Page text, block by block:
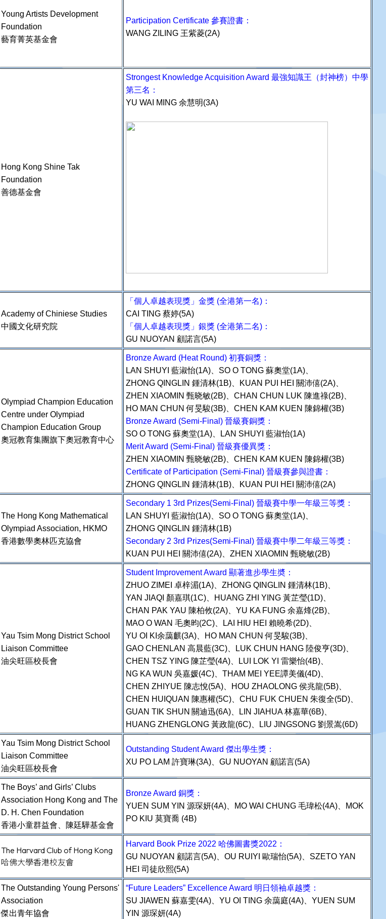
Young Artists Development
Foundation
藝育菁英基金會
Participation Certificate 參賽證書：
WANG ZILING 王紫菱(2A)
Hong Kong Shine Tak
Foundation
善德基金會
Strongest Knowledge Acquisition Award 最強知識王（封神榜）中學
第三名：
YU WAI MING 余慧明(3A)
Academy of Chiniese Studies
中國文化研究院
「個人卓越表現獎」金獎 (全港第一名)：
CAI TING 蔡婷(5A)
「個人卓越表現獎」銀獎 (全港第二名)：
GU NUOYAN 顧諾言(5A)
Olympiad Champion Education
Centre under Olympiad
Champion Education Group
奧冠教育集團旗下奧冠教育中心
Bronze Award (Heat Round) 初賽銅獎：
LAN SHUYI 藍淑怡(1A)、SO O TONG 蘇奧堂(1A)、
ZHONG QINGLIN 鍾清林(1B)、KUAN PUI HEI 關沛僖(2A)、
ZHEN XIAOMIN 甄晓敏(2B)、CHAN CHUN LUK 陳進祿(2B)、
HO MAN CHUN 何旻駿(3B)、CHEN KAM KUEN 陳錦權(3B)
Bronze Award (Semi-Final) 晉級賽銅獎：
SO O TONG 蘇奧堂(1A)、LAN SHUYI 藍淑怡(1A)
Merit Award (Semi-Final) 晉級賽優異獎：
ZHEN XIAOMIN 甄晓敏(2B)、CHEN KAM KUEN 陳錦權(3B)
Certificate of Participation (Semi-Final) 晉級賽參與證書：
ZHONG QINGLIN 鍾清林(1B)、KUAN PUI HEI 關沛僖(2A)
The Hong Kong Mathematical
Olympiad Association, HKMO
香港數學奧林匹克協會
Secondary 1 3rd Prizes(Semi-Final) 晉級賽中學一年級三等獎：
LAN SHUYI 藍淑怡(1A)、SO O TONG 蘇奧堂(1A)、
ZHONG QINGLIN 鍾清林(1B)
Secondary 2 3rd Prizes(Semi-Final) 晉級賽中學二年級三等獎：
KUAN PUI HEI 關沛僖(2A)、ZHEN XIAOMIN 甄晓敏(2B)
Yau Tsim Mong District School
Liaison Committee
油尖旺區校長會
Student Improvement Award 顯著進步學生奬 ：
ZHUO ZIMEI 卓梓湄(1A)、ZHONG QINGLIN 鍾清林(1B)、
YAN JIAQI 顏嘉琪(1C)、HUANG ZHI YING 黃芷瑩(1D)、
CHAN PAK YAU 陳柏攸(2A)、YU KA FUNG 余嘉烽(2B)、
MAO O WAN 毛奧昀(2C)、LAI HIU HEI 賴曉希(2D)、
YU OI KI余藹麒(3A)、HO MAN CHUN 何旻駿(3B)、
GAO CHENLAN 高晨藍(3C)、LUK CHUN HANG 陸俊亨(3D)、
CHEN TSZ YING 陳芷瑩(4A)、LUI LOK YI 雷樂怡(4B)、
NG KA WUN 吳嘉媛(4C)、THAM MEI YEE譚美儀(4D)、
CHEN ZHIYUE 陳志悅(5A)、HOU ZHAOLONG 侯兆龍(5B)、
CHEN HUIQUAN 陳惠權(5C)、CHU FUK CHUEN 朱復全(5D)、
GUAN TIK SHUN 關迪迅(6A)、LIN JIAHUA 林嘉華(6B)、
HUANG ZHENGLONG 黃政龍(6C)、LIU JINGSONG 劉景嵩(6D)
Yau Tsim Mong District School
Liaison Committee
油尖旺區校長會
Outstanding Student Award 傑出學生獎：
XU PO LAM 許寶琳(3A)、 GU NUOYAN 顧諾言(5A)
The Boys’ and Girls’ Clubs
Association Hong Kong and The
D. H. Chen Foundation
香港小童群益會、陳廷驊基金會
Bronze Award 銅獎：
YUEN SUM YIN 源琛妍(4A)、MO WAI CHUNG 毛瑋松(4A)、MOK
PO KIU 莫寶喬 (4B)
The Harvard Club of Hong Kong
哈佛大學香港校友會
Harvard Book Prize 2022 哈佛圖書獎2022：
GU NUOYAN 顧諾言(5A)、OU RUIYI 歐瑞怡(5A)、SZETO YAN
HEI 司徒欣熙(5A)
The Outstanding Young Persons'
Association
傑出青年協會
“Future Leaders” Excellence Award 明日領袖卓越獎：
SU JIAWEN 蘇嘉雯(4A)、YU OI TING 余藹庭(4A)、YUEN SUM
YIN 源琛妍(4A)